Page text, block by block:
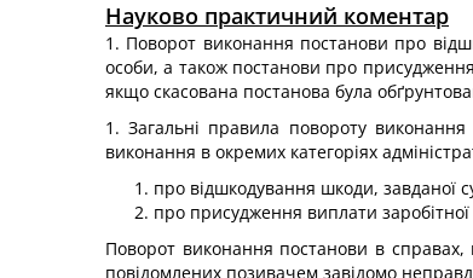
Науково практичний коментар
1. Поворот виконання постанови про
особи, а також постанови про
якщо скасована постанова була
1. Загальні правила повороту
виконання в окремих категоріях
про відшкодування шкоди, завданої
про присудження виплати
Поворот виконання постанови в
повідомлених позивачем завідомо